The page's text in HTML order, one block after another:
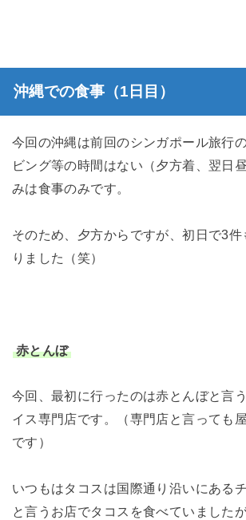
沖縄での食事（1日目）
今回の沖縄は前回のシンガポール旅行
ビング等の時間はない（夕方着、翌日
みは食事のみです。
そのため、夕方からですが、初日で3
りました（笑）
赤とんぼ
今回、最初に行ったのは赤とんぼと言
イス専門店です。（専門店と言っても
です）
いつもはタコスは国際通り沿いにある
と言うお店でタコスを食べていました